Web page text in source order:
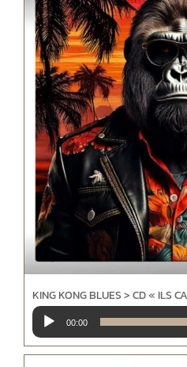
KING KONG BLUES > CD « ILS
Lecteur
audio
00:00